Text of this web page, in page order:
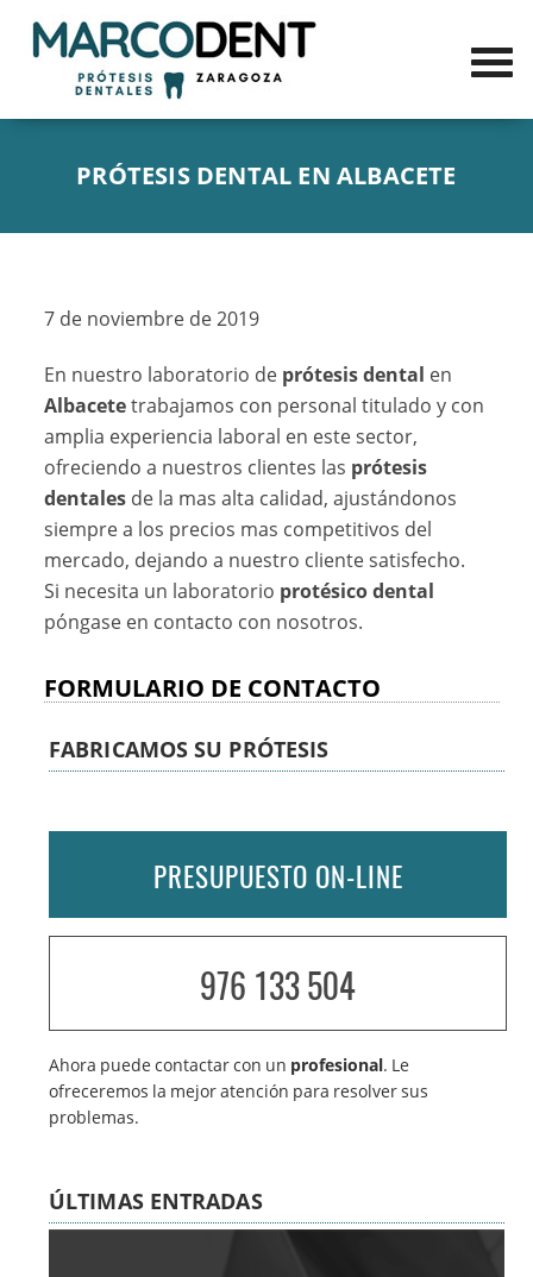
PRÓTESIS DENTAL EN ALBACETE
7 de noviembre de 2019
En nuestro laboratorio de prótesis dental en
Albacetetrabajamos con personal titulado y con
amplia experiencia laboral en este sector,
ofreciendo a nuestros clientes las prótesis
dentales de la mas alta calidad, ajustándonos
siempre a los precios mas competitivos del
mercado, dejando a nuestro cliente satisfecho.
Si necesita un laboratorio protésico dental
póngase en contacto con nosotros.
FORMULARIO DE CONTACTO
FABRICAMOS SU PRÓTESIS
PRESUPUESTO ON-LINE
976 133 504
Ahora puede contactar con un profesional. Le
ofreceremos la mejor atención para resolver sus
problemas.
ÚLTIMAS ENTRADAS